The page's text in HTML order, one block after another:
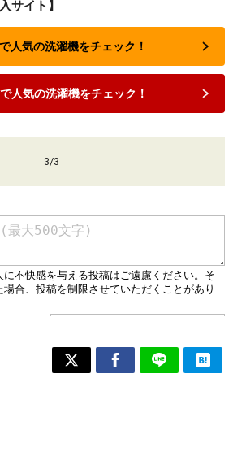
サイト】
人気の洗濯機をチェック！
人気の洗濯機をチェック！
3/3